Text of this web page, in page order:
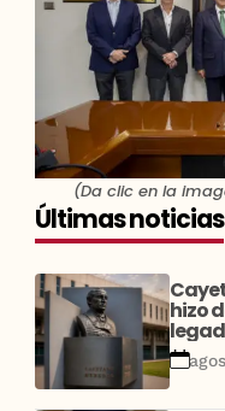
(Da clic en la
Últimas noticias
hizo